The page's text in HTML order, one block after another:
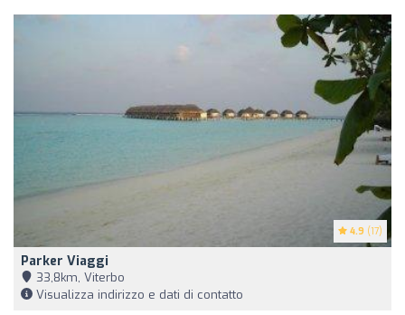
4.9 (17)
Parker Viaggi
33,8km, Viterbo
Visualizza indirizzo e dati di contatto